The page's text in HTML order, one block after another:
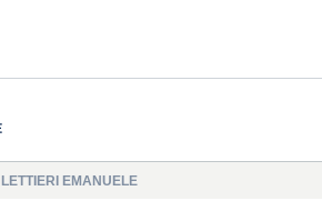
LETTIERI EMANUELE